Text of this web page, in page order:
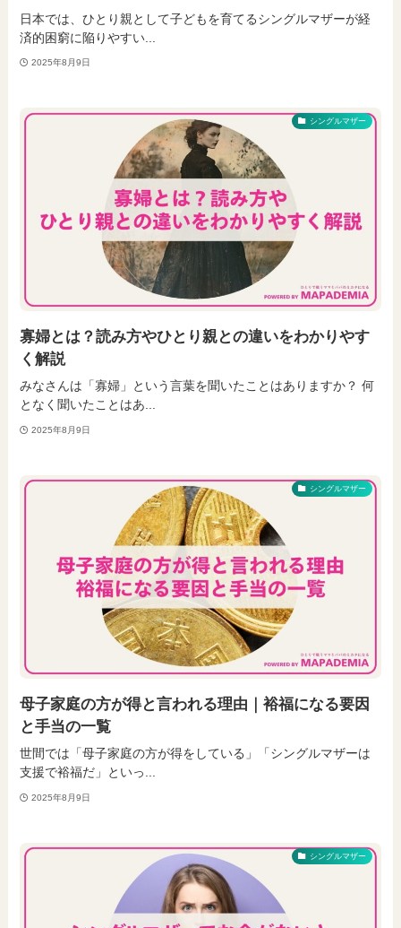
日本では、ひとり親として子どもを育てるシングルマザーが経
済的困窮に陥りやすい...
2025年8月9日
シングルマザー
寡婦とは？読み方やひとり親との違いをわかりやす
く解説
みなさんは「寡婦」という言葉を聞いたことはありますか？ 何
となく聞いたことはあ...
2025年8月9日
シングルマザー
母子家庭の方が得と言われる理由｜裕福になる要因
と手当の一覧
世間では「母子家庭の方が得をしている」「シングルマザーは
支援で裕福だ」といっ...
2025年8月9日
シングルマザー